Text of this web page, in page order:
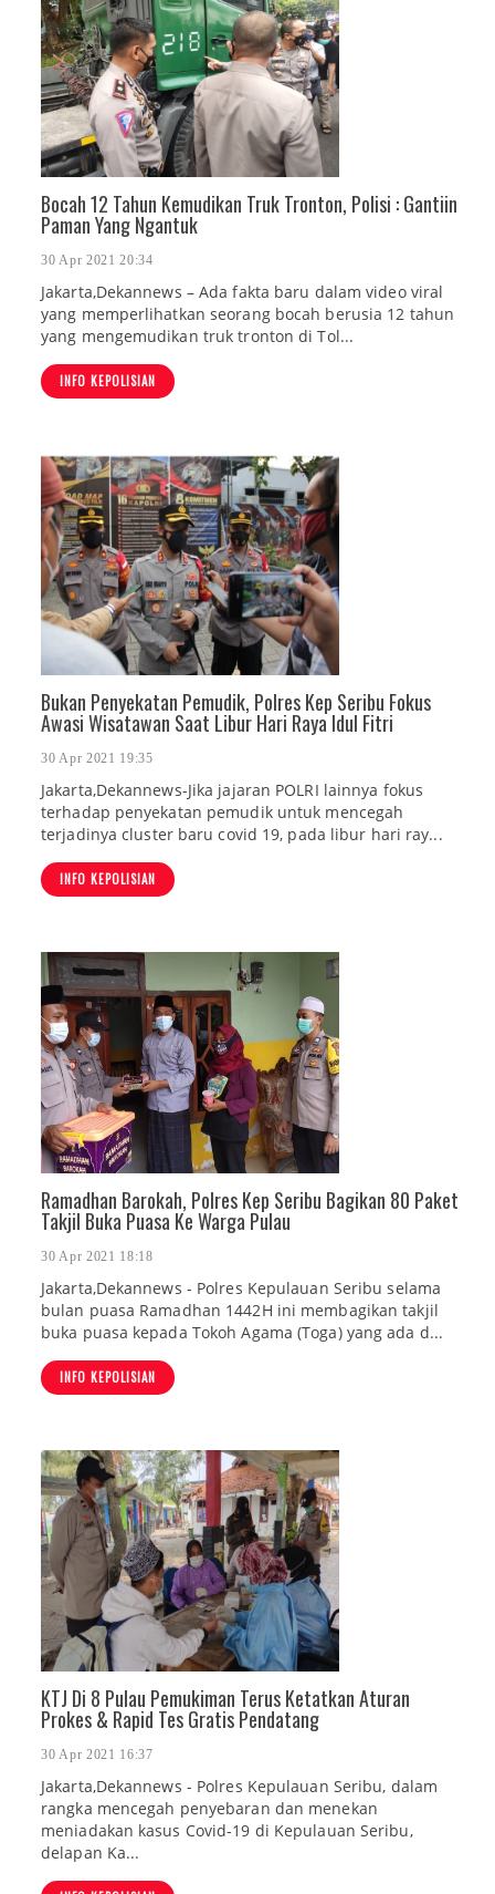
Bocah 12 Tahun Kemudikan Truk Tronton, Polisi : Gantiin
Paman Yang Ngantuk
30 Apr 2021 20:34
Jakarta,Dekannews – Ada fakta baru dalam video viral
yang memperlihatkan seorang bocah berusia 12 tahun
yang mengemudikan truk tronton di Tol...
INFO KEPOLISIAN
Bukan Penyekatan Pemudik, Polres Kep Seribu Fokus
Awasi Wisatawan Saat Libur Hari Raya Idul Fitri
30 Apr 2021 19:35
Jakarta,Dekannews-Jika jajaran POLRI lainnya fokus
terhadap penyekatan pemudik untuk mencegah
terjadinya cluster baru covid 19, pada libur hari ray...
INFO KEPOLISIAN
Ramadhan Barokah, Polres Kep Seribu Bagikan 80 Paket
Takjil Buka Puasa Ke Warga Pulau
30 Apr 2021 18:18
Jakarta,Dekannews - Polres Kepulauan Seribu selama
bulan puasa Ramadhan 1442H ini membagikan takjil
buka puasa kepada Tokoh Agama (Toga) yang ada d...
INFO KEPOLISIAN
KTJ Di 8 Pulau Pemukiman Terus Ketatkan Aturan
Prokes & Rapid Tes Gratis Pendatang
30 Apr 2021 16:37
Jakarta,Dekannews - Polres Kepulauan Seribu, dalam
rangka mencegah penyebaran dan menekan
meniadakan kasus Covid-19 di Kepulauan Seribu,
delapan Ka...